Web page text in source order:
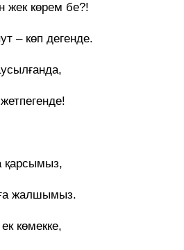
жек көрем бе?!
– көп дегенде.
қарсымыз,
жалшымыз.
көмекке,